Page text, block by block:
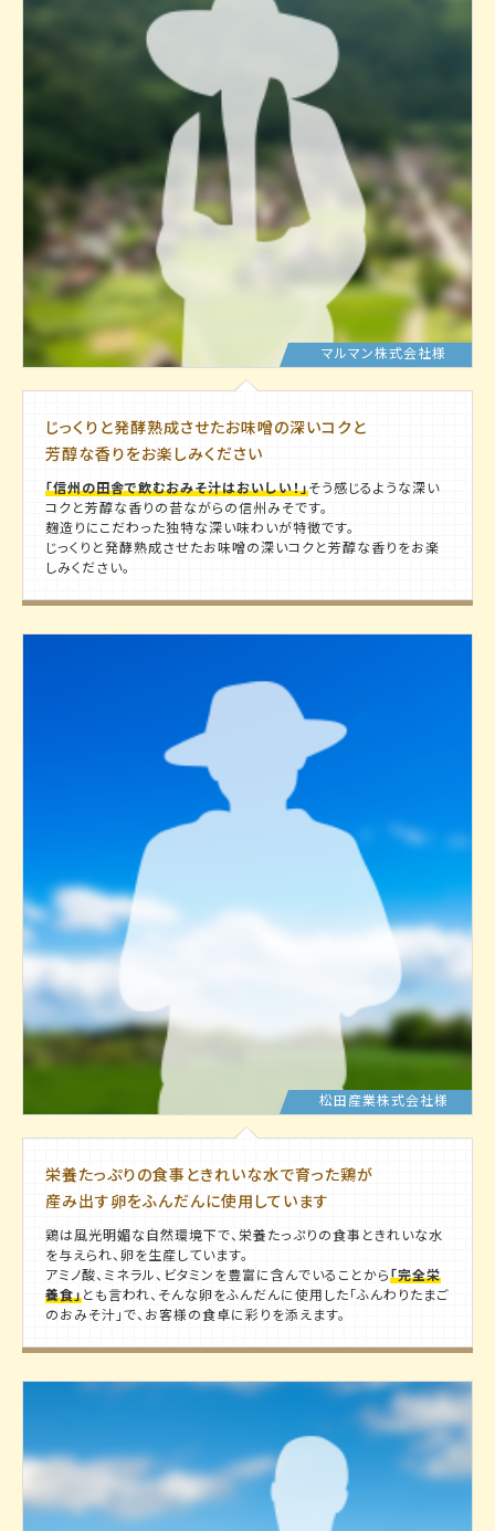
マルマン株式会社様
じっくりと発酵熟成させたお味噌の深いコクと
芳醇な香りをお楽しみください
「信州の田舎で飲むおみそ汁はおいしい！」そう感じるような深い
コクと芳醇な香りの昔ながらの信州みそです。
麹造りにこだわった独特な深い味わいが特徴です。
じっくりと発酵熟成させたお味噌の深いコクと芳醇な香りをお楽
しみください。
松田産業株式会社様
栄養たっぷりの食事ときれいな水で育った鶏が
産み出す卵をふんだんに使用しています
鶏は風光明媚な自然環境下で、栄養たっぷりの食事ときれいな水
を与えられ、卵を生産しています。
アミノ酸、ミネラル、ビタミンを豊富に含んでいることから「完全栄
養食」とも言われ、そんな卵をふんだんに使用した「ふんわりたまご
のおみそ汁」で、お客様の食卓に彩りを添えます。